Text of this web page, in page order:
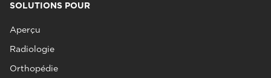
SOLUTIONS POUR
Aperçu
Radiologie
Orthopédie